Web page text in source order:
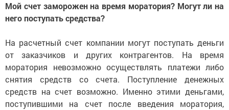
Мой счет заморожен на время моратория? Могут ли на
него поступать средства?
На расчетный счет компании могут поступать деньги
от заказчиков и других контрагентов. На время
моратория невозможно осуществлять платежи либо
снятия средств со счета. Поступление денежных
средств на счет возможно. Именно этими деньгами,
поступившими на счет после введения моратория,